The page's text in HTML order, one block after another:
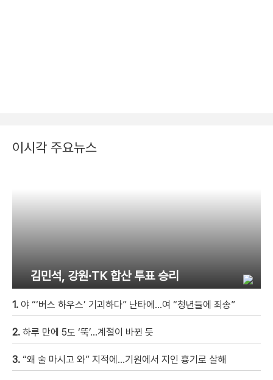
이시각 주요뉴스
김민석, 강원·TK 합산 투표 승리
1. 야 “‘버스 하우스’ 기괴하다” 난타에…여 “청년들에 죄송”
2. 하루 만에 5도 ‘뚝’…계절이 바뀐 듯
3. “왜 술 마시고 와” 지적에…기원에서 지인 흉기로 살해